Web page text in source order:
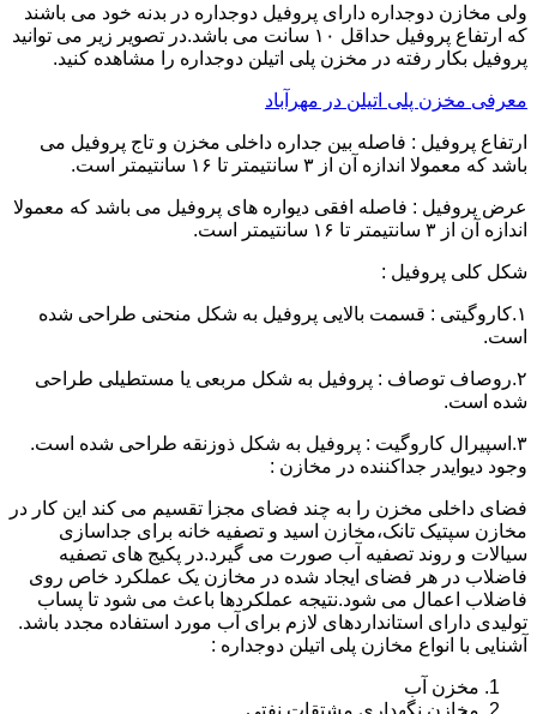
ولی مخازن دوجداره دارای پروفیل دوجداره در بدنه خود می باشند
که ارتفاع پروفیل حداقل ۱۰ سانت می باشد.در تصویر زیر می توانید
پروفیل بکار رفته در مخزن پلی اتیلن دوجداره را مشاهده کنید.
معرفی مخزن پلی اتیلن در مهرآباد
ارتفاع پروفیل : فاصله بین جداره داخلی مخزن و تاج پروفیل می
باشد که معمولا اندازه آن از ۳ سانتیمتر تا ۱۶ سانتیمتر است.
عرض پروفیل : فاصله افقی دیواره های پروفیل می باشد که معمولا
اندازه آن از ۳ سانتیمتر تا ۱۶ سانتیمتر است.
شکل کلی پروفیل :
۱.کاروگیتی : قسمت بالایی پروفیل به شکل منحنی طراحی شده
است.
۲.روصاف توصاف : پروفیل به شکل مربعی یا مستطیلی طراحی
شده است.
۳.اسپیرال کاروگیت : پروفیل به شکل ذوزنقه طراحی شده است.
وجود دیوایدر جداکننده در مخازن :
فضای داخلی مخزن را به چند فضای مجزا تقسیم می کند این کار در
مخازن سپتیک تانک،مخازن اسید و تصفیه خانه برای جداسازی
سیالات و روند تصفیه آب صورت می گیرد.در پکیج های تصفیه
فاضلاب در هر فضای ایجاد شده در مخازن یک عملکرد خاص روی
فاضلاب اعمال می شود.نتیجه عملکردها باعث می شود تا پساب
تولیدی دارای استانداردهای لازم برای آب مورد استفاده مجدد باشد.
آشنایی با انواع مخازن پلی اتیلن دوجداره :
مخزن آب
مخازن نگهداری مشتقات نفتی